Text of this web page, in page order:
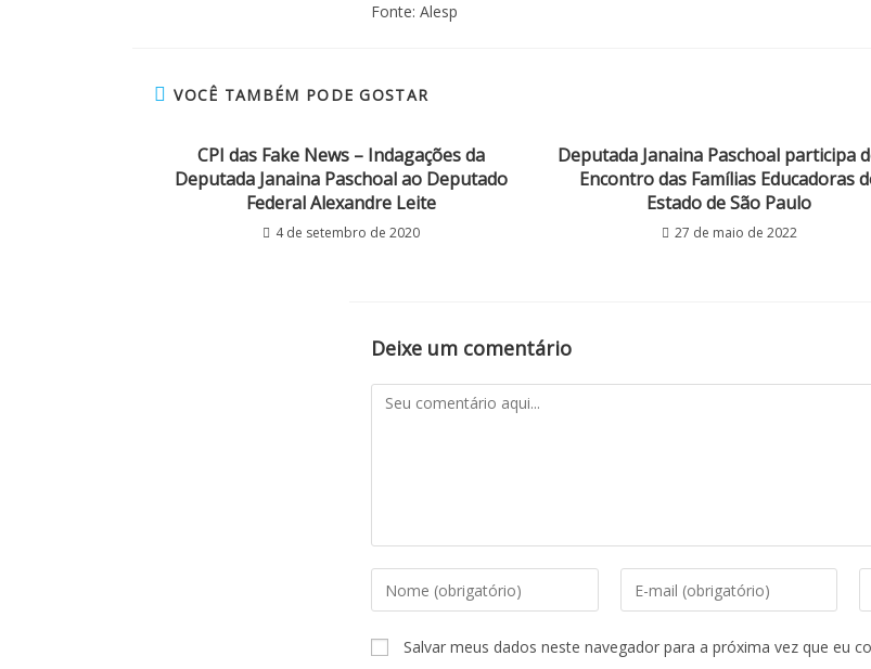
Fonte: Alesp
VOCÊ TAMBÉM PODE GOSTAR
CPI das Fake News – Indagações da
Deputada Janaina Paschoal ao Deputado
Federal Alexandre Leite
4 de setembro de 2020
Deputada Janaina Paschoal participa
Encontro das Famílias Educadoras
Estado de São Paulo
27 de maio de 2022
Deixe um comentário
Salvar meus dados neste navegador para a próxima vez que eu